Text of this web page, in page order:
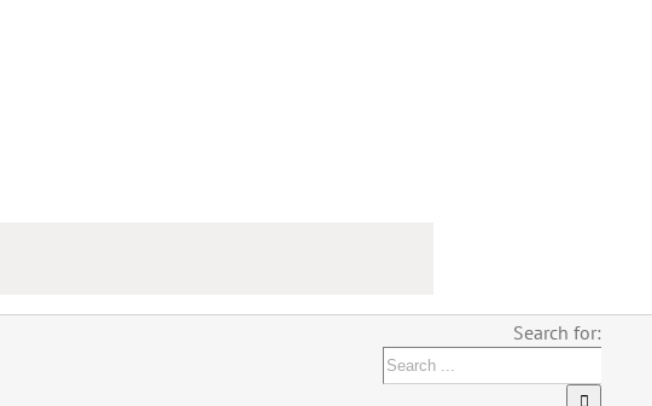
Search for: